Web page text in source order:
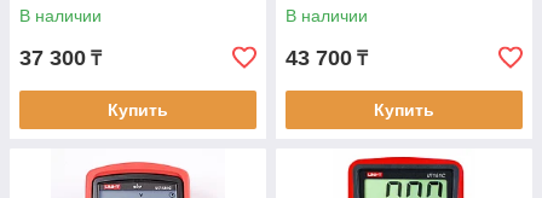
В наличии
37 300 ₸
Купить
В наличии
43 700 ₸
Купить